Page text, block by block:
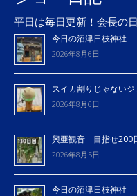
平日は毎日更新！会長の
今日の沼津日枝神社
2026年8月6日
スイカ割りじゃない
2026年8月6日
興亜観音 目指せ
2026年8月5日
今日の沼津日枝神社